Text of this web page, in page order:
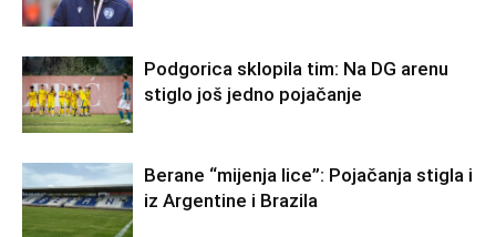
Podgorica sklopila tim: Na DG arenu
stiglo još jedno pojačanje
Berane “mijenja lice”: Pojačanja stigla i
iz Argentine i Brazila